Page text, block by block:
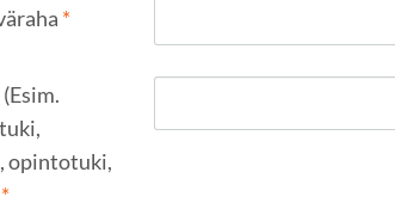
*
opintotuki,
*